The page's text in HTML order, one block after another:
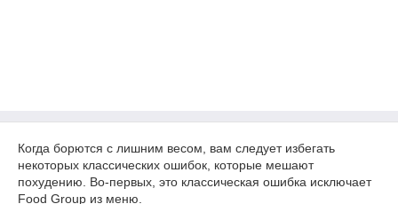
Когда борются с лишним весом, вам следует избегать
некоторых классических ошибок, которые мешают
похудению. Во-первых, это классическая ошибка исключает
Food Group из меню.